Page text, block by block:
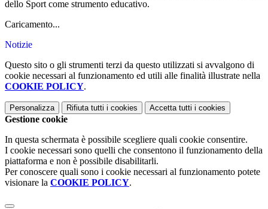
dello Sport come strumento educativo.
Caricamento...
Notizie
Questo sito o gli strumenti terzi da questo utilizzati si avvalgono di
cookie necessari al funzionamento ed utili alle finalità illustrate nella
COOKIE POLICY.
Personalizza Rifiuta tutti i cookies Accetta tutti i cookies
Gestione cookie
In questa schermata è possibile scegliere quali cookie consentire.
I cookie necessari sono quelli che consentono il funzionamento della
piattaforma e non è possibile disabilitarli.
Per conoscere quali sono i cookie necessari al funzionamento potete
visionare la COOKIE POLICY.